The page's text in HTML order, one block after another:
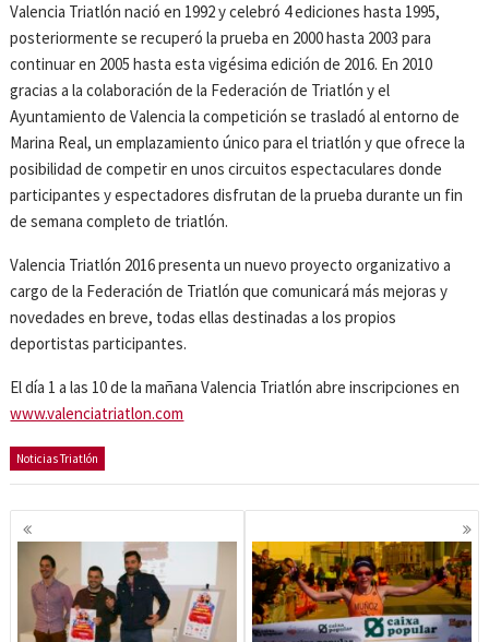
Valencia Triatlón nació en 1992 y celebró 4 ediciones hasta 1995,
posteriormente se recuperó la prueba en 2000 hasta 2003 para
continuar en 2005 hasta esta vigésima edición de 2016. En 2010
gracias a la colaboración de la Federación de Triatlón y el
Ayuntamiento de Valencia la competición se trasladó al entorno de
Marina Real, un emplazamiento único para el triatlón y que ofrece la
posibilidad de competir en unos circuitos espectaculares donde
participantes y espectadores disfrutan de la prueba durante un fin
de semana completo de triatlón.
Valencia Triatlón 2016 presenta un nuevo proyecto organizativo a
cargo de la Federación de Triatlón que comunicará más mejoras y
novedades en breve, todas ellas destinadas a los propios
deportistas participantes.
El día 1 a las 10 de la mañana Valencia Triatlón abre inscripciones en
www.valenciatriatlon.com
Noticias Triatlón
Navegación
de
entradas